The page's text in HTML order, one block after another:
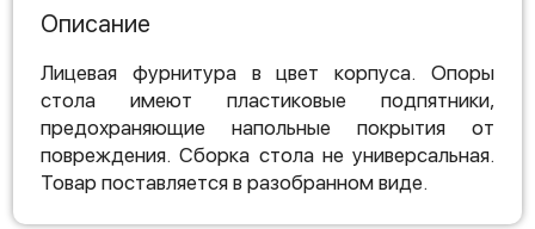
Описание
Лицевая фурнитура в цвет корпуса. Опоры
стола имеют пластиковые подпятники,
предохраняющие напольные покрытия от
повреждения. Сборка стола не универсальная.
Товар поставляется в разобранном виде.